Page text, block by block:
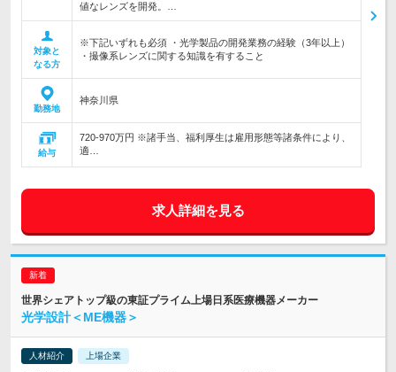
値なレンズを開発。…
対象と
なる方
※下記いずれも必須 ・光学製品の開発業務の経験（3年以上）
・撮像系レンズに関する知識を有すること
勤務地
神奈川県
給与
720-970万円 ※諸手当、福利厚生は雇用形態等諸条件により、
適…
求人詳細を見る
世界シェアトップ級の東証プライム上場日系医療機器メーカー
光学設計＜ME機器＞
人材紹介 上場企業